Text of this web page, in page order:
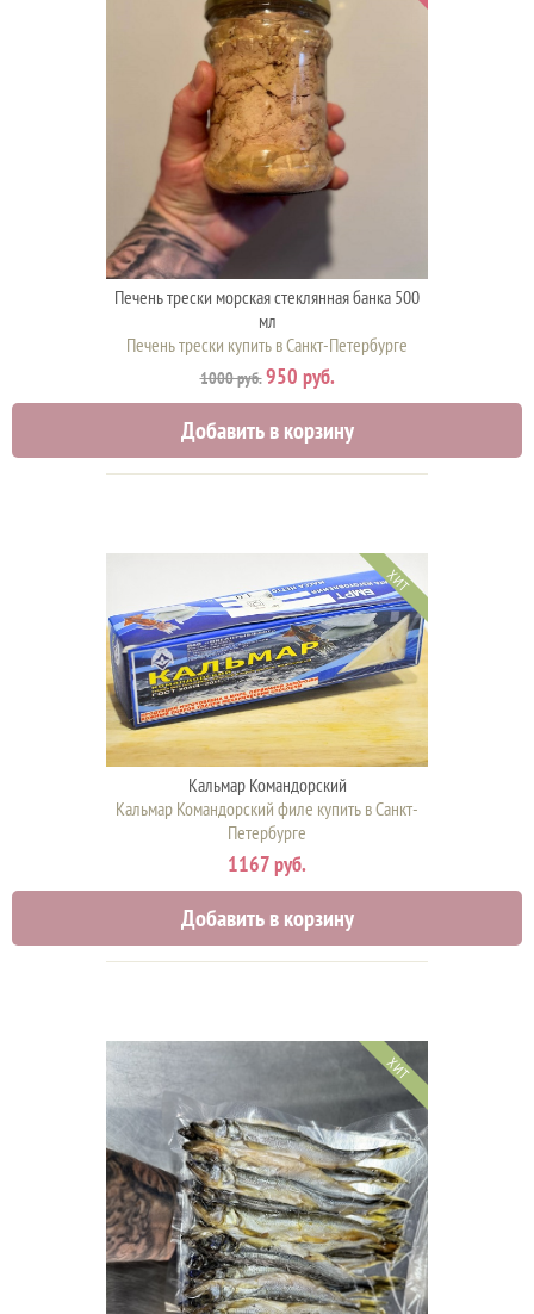
Печень трески морская стеклянная банка 500
мл
Печень трески купить в Санкт-Петербурге
1000 руб.950 руб.
Добавить в корзину
ХИТ
Кальмар Командорский
Кальмар Командорский филе купить в Санкт-
Петербурге
1167 руб.
Добавить в корзину
ХИТ